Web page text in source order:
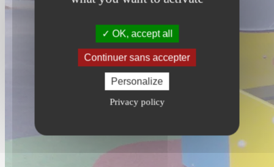
OK, accept all
Continuer sans accepter
Personalize
Privacy policy